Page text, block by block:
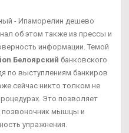
- Ипаморелин дешево
об этом также из прессы и
информации. Темой
Белоярский банковского
по выступлениям банкиров
сейчас никто толком не
Это позволяет
позвоночник мышцы и
упражнения.